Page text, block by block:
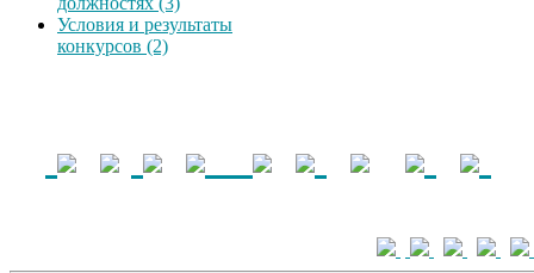
Условия и результаты
конкурсов (2)